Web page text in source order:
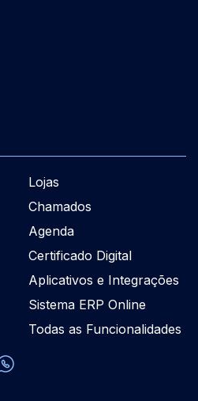
Lojas
Chamados
Agenda
Certificado Digital
Aplicativos e Integrações
Sistema ERP Online
Todas as Funcionalidades